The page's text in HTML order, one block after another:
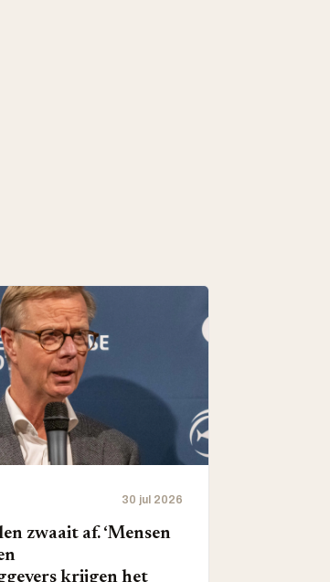
30 jul 2026
zwaait af. ‘Mensen
krijgen het